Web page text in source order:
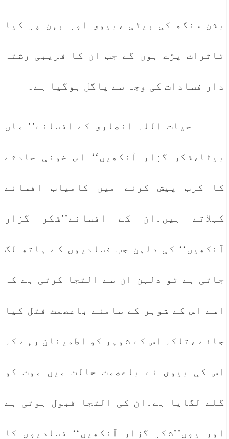
بشن سنگھ کی بیٹی ،بیوی اور بہن پر کیا
تاثرات پڑے ہوں گے جب ان کا قریبی رشتہ
دار فسادات کی وجہ سے پاگل ہوگیا ہے۔
حیات اللہ انصاری کے افسانے’’ ماں
بیٹا،شکر گزار آنکھیں‘‘ اس خونی حادثے
کا کرب پیش کرنے میں کامیاب افسانے
کہلاتے ہیں۔ان کے افسانے’’شکر گزار
آنکھیں‘‘ کی دلہن جب فسادیوں کے ہاتھ لگ
جاتی ہے تو دلہن ان سے التجا کرتی ہے کہ
اسے اس کے شوہر کے سامنے باعصمت قتل کیا
جائے ،تاکہ اس کے شوہر کو اطمینان رہے کہ
اس کی بیوی نے باعصمت حالت میں موت کو
گلے لگایا ہے۔ان کی التجا قبول ہوتی ہے
اور یوں’’شکر گزار آنکھیں‘‘ فسادیوں کا